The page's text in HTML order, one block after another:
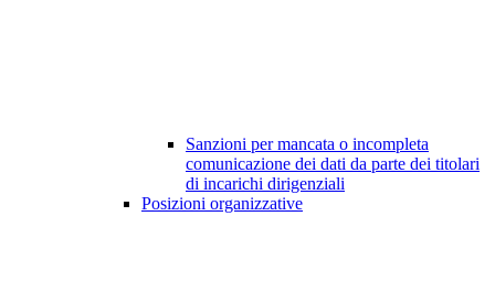
Sanzioni per mancata o incompleta
comunicazione dei dati da parte dei titolari
di incarichi dirigenziali
Posizioni organizzative